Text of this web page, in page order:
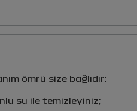
ömrü size bağlıdır:
su ile temizleyiniz;